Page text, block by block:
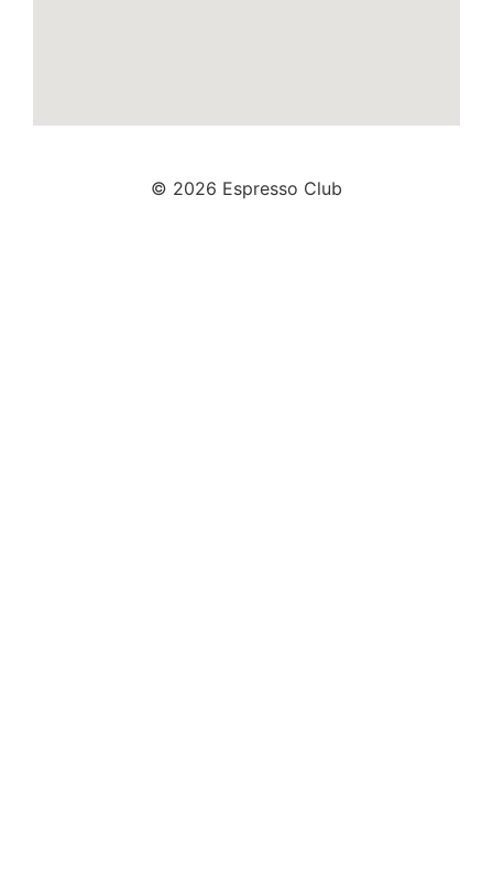
© 2026 Espresso Club